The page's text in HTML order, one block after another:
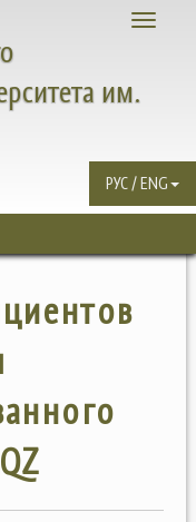
Toggle
им.
РУС / ENG